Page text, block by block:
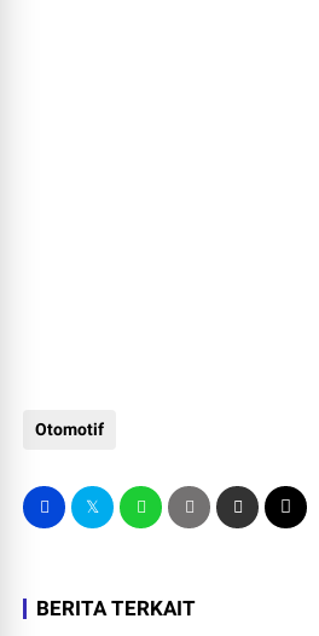
Otomotif
BERITA TERKAIT